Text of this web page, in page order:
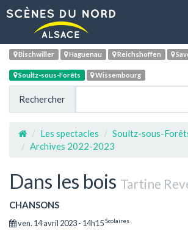
Bischwiller Haguenau Reichshoffen
Soultz-sous-Forêts Wissembourg
Rechercher
Les spectacles
Soultz-sous-
Archives 2022-2023
Dans les bois Tartine
CHANSONS
ven. 14 avril 2023 - 14h15Scolaires